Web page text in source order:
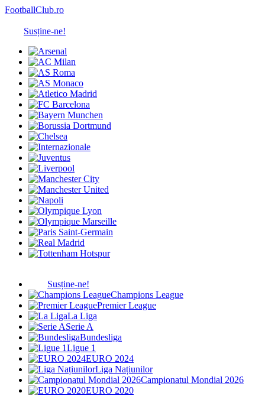
FootballClub.ro
Susține-ne!
Susține-ne!
Champions League
Premier League
La Liga
Serie A
Bundesliga
Ligue 1
EURO 2024
Liga Națiunilor
Campionatul Mondial 2026
EURO 2020